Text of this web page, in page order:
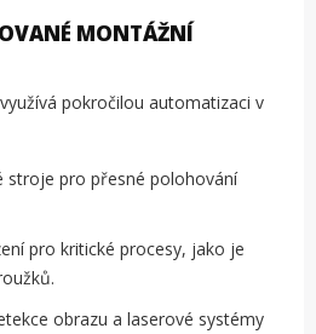
MONTÁŽNÍ
pokročilou automatizaci v
stroje pro přesné polohování
pro kritické procesy, jako je
obrazu a laserové systémy